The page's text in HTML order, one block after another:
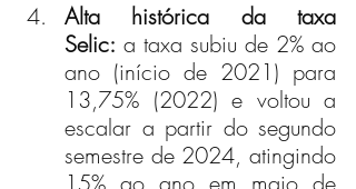
Alta histórica da taxa
Selic: a taxa subiu de 2% ao
ano (início de 2021) para
13,75% (2022) e voltou a
escalar a partir do segundo
semestre de 2024, atingindo
15% ao ano em maio de